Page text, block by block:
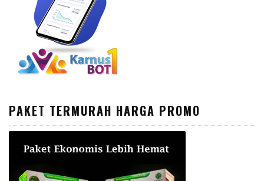
PAKET TERMURAH HARGA PROMO